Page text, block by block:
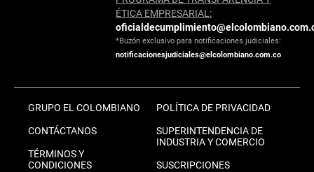
ÉTICA EMPRESARIAL:
*Buzón exclusivo para notificaciones judiciales:
notificacionesjudiciales@elcolombiano.com.co
GRUPO EL COLOMBIANO
CONTÁCTANOS
TÉRMINOS Y
CONDICIONES
POLÍTICA DE PRIVACIDAD
SUPERINTENDENCIA DE
INDUSTRIA Y COMERCIO
SUSCRIPCIONES